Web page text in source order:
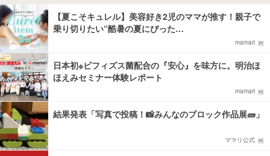
【夏こそキュレル】美容好き2児のママが推す！親子で
乗り切りたい“酷暑の夏にぴった…
mamari
日本初※ビフィズス菌配合の『安心』を味方に。明治ほ
ほえみセミナー体験レポート
mamari
結果発表「写真で投稿！📸みんなのブロック作品展🧱」
ママリ公式